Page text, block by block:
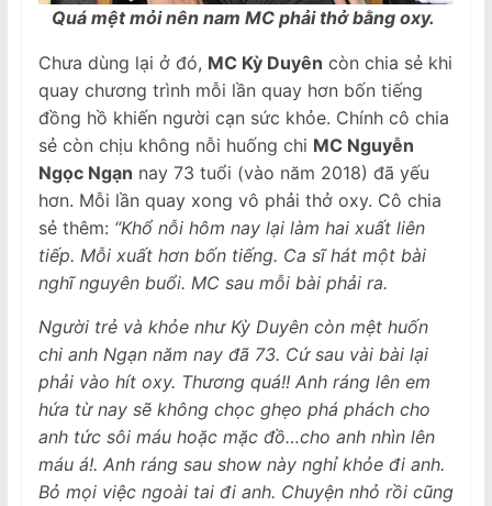
Quá mệt mỏi nên nam MC phải thở bằng oxy.
Chưa dùng lại ở đó, MC Kỳ Duyên còn chia sẻ khi
quay chương trình mỗi lần quay hơn bốn tiếng
đồng hồ khiến người cạn sức khỏe. Chính cô chia
sẻ còn chịu không nỗi huống chi MC Nguyễn
Ngọc Ngạn nay 73 tuổi (vào năm 2018) đã yếu
hơn. Mỗi lần quay xong vô phải thở oxy. Cô chia
sẻ thêm: “Khổ nỗi hôm nay lại làm hai xuất liên
tiếp. Mỗi xuất hơn bốn tiếng. Ca sĩ hát một bài
nghĩ nguyên buổi. MC sau mỗi bài phải ra.
Người trẻ và khỏe như Kỳ Duyên còn mệt huốn
chi anh Ngạn năm nay đã 73. Cứ sau vài bài lại
phải vào hít oxy. Thương quá!! Anh ráng lên em
hứa từ nay sẽ không chọc ghẹo phá phách cho
anh tức sôi máu hoặc mặc đồ…cho anh nhìn lên
máu á!. Anh ráng sau show này nghỉ khỏe đi anh.
Bỏ mọi việc ngoài tai đi anh. Chuyện nhỏ rồi cũng